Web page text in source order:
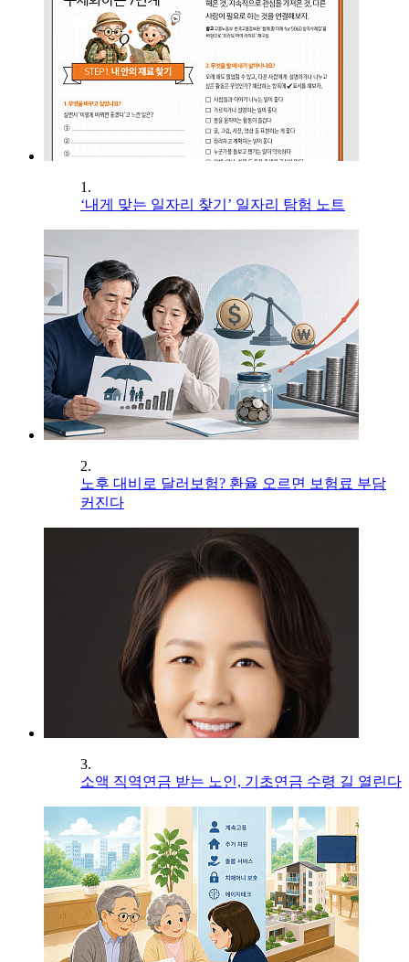
1.
‘내게 맞는 일자리 찾기’ 일자리 탐험 노트
2.
노후 대비로 달러보험? 환율 오르면 보험료 부담
커진다
3.
소액 직역연금 받는 노인, 기초연금 수령 길 열린다